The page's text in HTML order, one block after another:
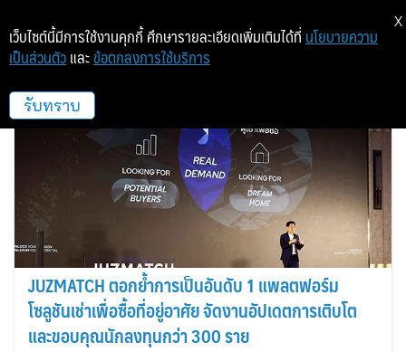
JUZMATCH
JUZMATCH ตอกย้ำการเป็นอันดับ 1 แพลตฟอร์ม
โซลูชันเช่าเพื่อซื้อที่อยู่อาศัย จัดงานอัปเดตการเติบโต
และขอบคุณนักลงทุนกว่า 300 ราย
เว็บไซต์นี้มีการใช้งานคุกกี้ ศึกษารายละเอียดเพิ่มเติมได้ที่ นโยบายความ
เป็นส่วนตัว และ ข้อตกลงการใช้บริการ
รับทราบ
X